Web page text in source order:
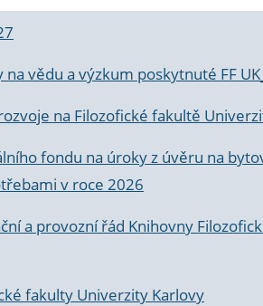
vědu a výzkum poskytnuté FF
na Filozofické fakultě
fondu na úroky z úvěru na
v roce 2026
a provozní řád Knihovny
fakulty Univerzity Karlovy